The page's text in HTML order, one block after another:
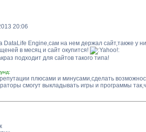
20:06
DataLife Engine,сам на нем держал сайт,также у
в месяц и сайт окупится!
подходит для сайтов такого типа!
плюсами и минусами,сделать
смогут выкладывать игры и программы